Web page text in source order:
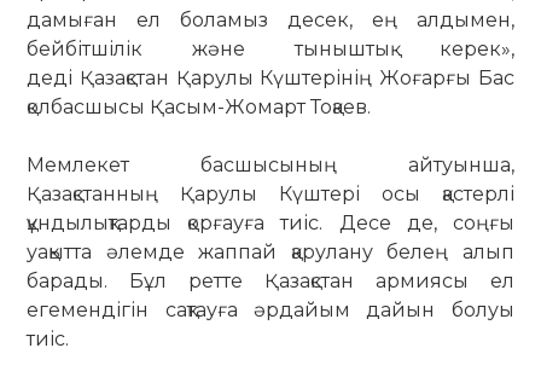
дамыған ел боламыз десек, ең алдымен,
бейбітшілік және тыныштық керек»,
деді Қазақстан Қарулы Күштерінің Жоғарғы Бас
қолбасшысы Қасым-Жомарт Тоқаев.
Мемлекет басшысының айтуынша,
Қазақстанның Қарулы Күштері осы қастерлі
құндылықтарды қорғауға тиіс. Десе де, соңғы
уақытта әлемде жаппай қарулану белең алып
барады. Бұл ретте Қазақстан армиясы ел
егемендігін сақтауға әрдайым дайын болуы
тиіс.